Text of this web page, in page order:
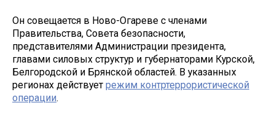
Он совещается в Ново-Огареве с членами
Правительства, Совета безопасности,
представителями Администрации президента,
главами силовых структур и губернаторами Курской,
Белгородской и Брянской областей. В указанных
регионах действует режим контртеррористической
операции.